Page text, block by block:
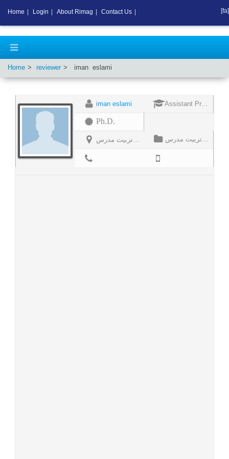
Home reviewer iman eslami
iman eslami Assistant Professor
Ph.D.
دانشگاه تربیت مدرس دانشگاه تربیت مدرس
Home Login About Rimag Contact Us [fa]